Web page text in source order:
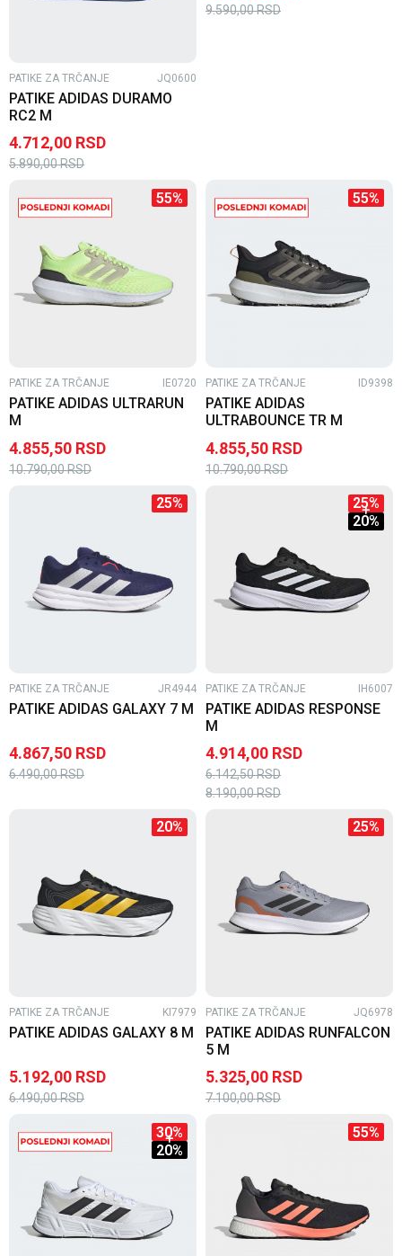
PATIKE ZA TRČANJE JQ0600
PATIKE ADIDAS DURAMO
RC2 M
4.712,00 RSD
5.890,00RSD
9.590,00RSD
55%
PATIKE ZA TRČANJE IE0720
PATIKE ADIDAS ULTRARUN
M
4.855,50 RSD
10.790,00RSD
55%
PATIKE ZA TRČANJE ID9398
PATIKE ADIDAS
ULTRABOUNCE TR M
4.855,50 RSD
10.790,00RSD
25%
PATIKE ZA TRČANJE JR4944
PATIKE ADIDAS GALAXY 7 M
4.867,50 RSD
6.490,00RSD
25%
20%
PATIKE ZA TRČANJE IH6007
PATIKE ADIDAS RESPONSE
M
4.914,00 RSD
6.142,50RSD
8.190,00RSD
20%
PATIKE ZA TRČANJE KI7979
PATIKE ADIDAS GALAXY 8 M
5.192,00 RSD
6.490,00RSD
25%
PATIKE ZA TRČANJE JQ6978
PATIKE ADIDAS RUNFALCON
5 M
5.325,00 RSD
7.100,00RSD
30%
20%
55%